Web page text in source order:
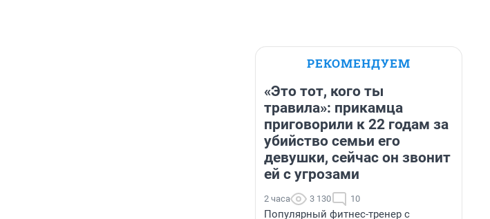
РЕКОМЕНДУЕМ
«Это тот, кого ты
травила»: прикамца
приговорили к 22 годам за
убийство семьи его
девушки, сейчас он звонит
ей с угрозами
2 часа 3 130 10
Популярный фитнес-тренер с